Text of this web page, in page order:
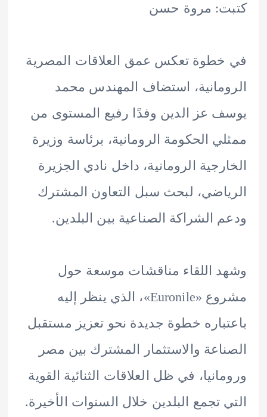
مروة حسن
تعكس عمق العلاقات المصرية
استضاف المهندس محمد
عز الدين وفدًا رفيع المستوى من
الحكومة الرومانية، برئاسة وزيرة
الرومانية، داخل نادي الجزيرة
لبحث سبل التعاون المشترك
الشراكة الصناعية بين البلدين.
اللقاء مناقشات موسعة حول
مشروع «Euronile»، الذي ينظر إليه
خطوة جديدة نحو تعزيز مستقبل
والاستثمار المشترك بين مصر
في ظل العلاقات الثنائية القوية
تجمع البلدين خلال السنوات الأخيرة.